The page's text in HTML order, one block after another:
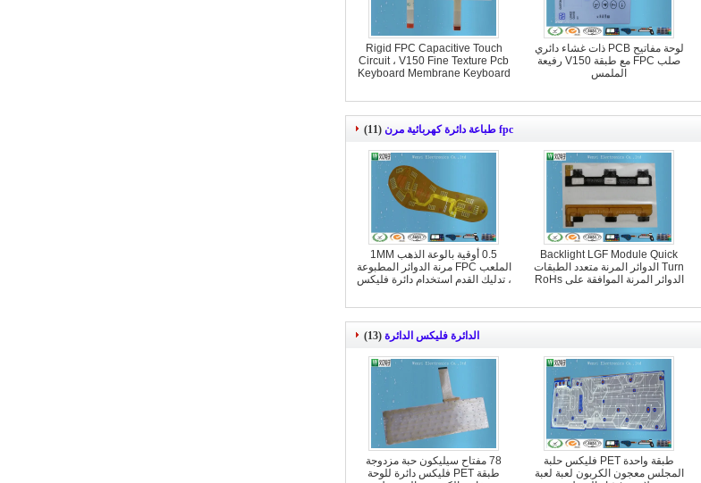
Rigid FPC Capacitive Touch
Circuit ، V150 Fine Texture Pcb
Keyboard Membrane Keyboard
لوحة مفاتيح PCB ذات غشاء دائري
صلب FPC مع طبقة V150 رفيعة
الملمس
fpc طباعة دائرة كهربائية مرن (11)
0.5 أوقية بالوعة الذهب 1MM
الملعب FPC مرنة الدوائر المطبوعة
، تدليك القدم استخدام دائرة فليكس
Backlight LGF Module Quick
Turn الدوائر المرنة متعدد الطبقات
الدوائر المرنة الموافقة على RoHs
الدائرة فليكس الدائرة (13)
78 مفتاح سيليكون حبة مزدوجة
طبقة PET فليكس دائرة للوحة
طبقة واحدة PET فليكس حلبة
المجلس معجون الكربون لعبة لعبة